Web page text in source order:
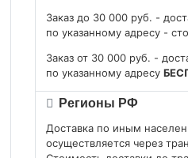
Заказ до 30 000 руб. -
по указанному адресу -
Заказ от 30 000 руб. -
по указанному адресу
Регионы РФ
Доставка по иным
осуществляется через